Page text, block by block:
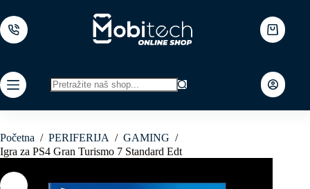
to
content
Shopping
cart
results
Početna / PERIFERIJA / GAMING /
Igra za PS4 Gran Turismo 7 Standard Edt